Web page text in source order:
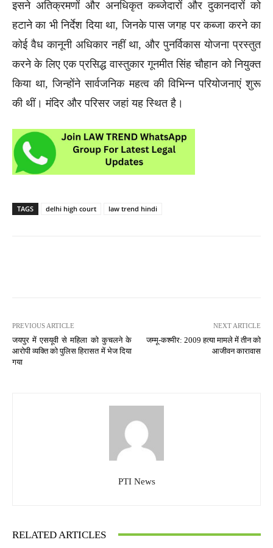
इसने अतिक्रमणों और अनधिकृत कब्जेदारों और दुकानदारों को
हटाने का भी निर्देश दिया था, जिनके पास जगह पर कब्जा करने का
कोई वैध कानूनी अधिकार नहीं था, और पुनर्विकास योजना प्रस्तुत
करने के लिए एक प्रसिद्ध वास्तुकार गूनमीत सिंह चौहान को नियुक्त
किया था, जिन्होंने सार्वजनिक महत्व की विभिन्न परियोजनाएं शुरू
की थीं। मंदिर और परिसर जहां यह स्थित है।
TAGS delhi high court law trend hindi
PREVIOUS ARTICLE
जयपुर में एसयूवी से महिला को कुचलने के
आरोपी व्यक्ति को पुलिस हिरासत में भेज दिया
गया
NEXT ARTICLE
जम्मू-कश्मीर: 2009 हत्या मामले में तीन को
आजीवन कारावास
PTI News
RELATED ARTICLES